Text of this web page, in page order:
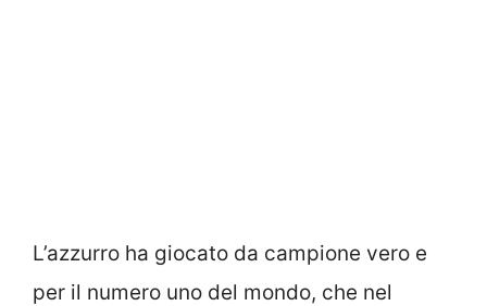
L’azzurro ha giocato da campione vero e
per il numero uno del mondo, che nel